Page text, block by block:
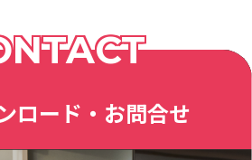
ロード・お問合せ